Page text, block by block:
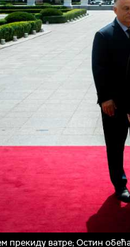
прекиду ватре; Остин